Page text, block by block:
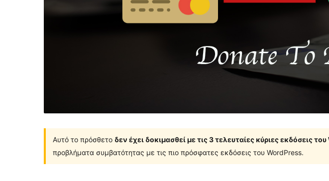
Αυτό το πρόσθετο δεν έχει δοκιμασθεί με τις 3 τελευταίες κύριες εκδόσεις
προβλήματα συμβατότητας με τις πιο πρόσφατες εκδόσεις του WordPress.